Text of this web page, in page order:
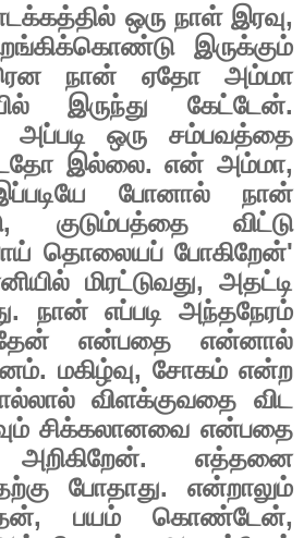
ஒரு நாள் இரவு,
இருக்கும்
நான் ஏதோ
அம்மா
இருந்து கேட்டேன்.
அப்படி ஒரு
சம்பவத்தை
இல்லை.என் அம்மா,
போனால்
நான்
, குடும்பத்தை
விட்டு
தொலையப் போகிறேன்'
மிரட்டுவது, அதட்டி
. நான் எப்படி அந்தநேரம்
என்பதை
என்னால்
. மகிழ்வு, சோகம் என்ற
விளக்குவதை விட
சிக்கலானவை என்பதை
அறிகிறேன். எத்தனை
போதாது. என்றாலும்
, பயம் கொண்டேன்,